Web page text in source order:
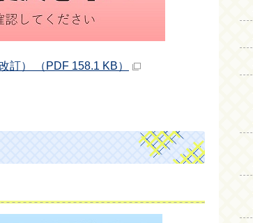
訂） （PDF 158.1 KB）